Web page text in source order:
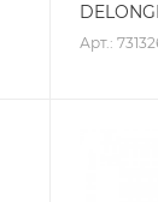
Арт.: